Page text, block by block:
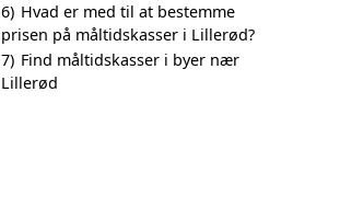
6) Hvad er med til at bestemme
prisen på måltidskasser i Lillerød?
7) Find måltidskasser i byer nær
Lillerød